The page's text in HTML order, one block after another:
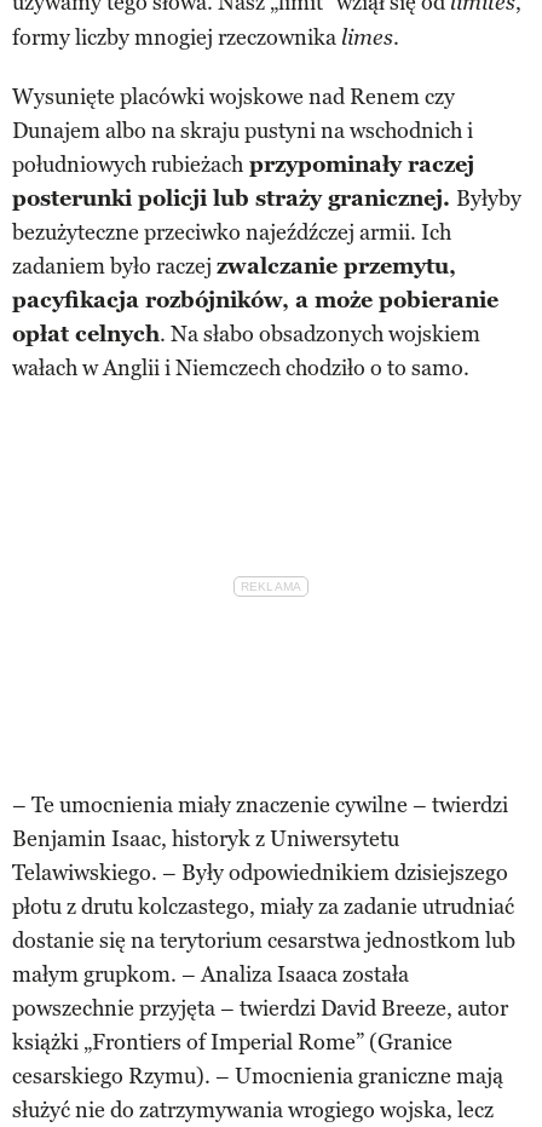
formy liczby mnogiej rzeczownika limes.
Wysunięte placówki wojskowe nad Renem czy
Dunajem albo na skraju pustyni na wschodnich i
południowych rubieżach przypominały raczej
posterunki policji lub straży granicznej. Byłyby
bezużyteczne przeciwko najeźdźczej armii. Ich
zadaniem było raczej zwalczanie przemytu,
pacyfikacja rozbójników, a może pobieranie
opłat celnych. Na słabo obsadzonych wojskiem
wałach w Anglii i Niemczech chodziło o to samo.
– Te umocnienia miały znaczenie cywilne – twierdzi
Benjamin Isaac, historyk z Uniwersytetu
Telawiwskiego. – Były odpowiednikiem dzisiejszego
płotu z drutu kolczastego, miały za zadanie utrudniać
dostanie się na terytorium cesarstwa jednostkom lub
małym grupkom. – Analiza Isaaca została
powszechnie przyjęta – twierdzi David Breeze, autor
książki „Frontiers of Imperial Rome” (Granice
cesarskiego Rzymu). – Umocnienia graniczne mają
służyć nie do zatrzymywania wrogiego wojska, lecz